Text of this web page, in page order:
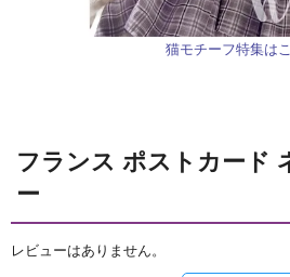
猫モチーフ特集は
フランス ポストカード
ー
レビューはありません。